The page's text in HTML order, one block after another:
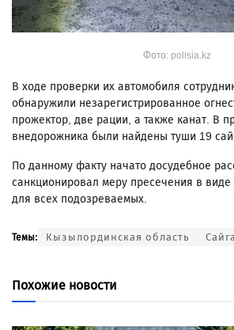
Фото: polisia.kz
В ходе проверки их автомобиля
обнаружили незарегистрированное
прожектор, две рации, а также канат. В
внедорожника были найдены туши 19
По данному факту начато досудебное
санкционировал меру пресечения в
для всех подозреваемых.
Темы: Кызылординская область
Похожие новости